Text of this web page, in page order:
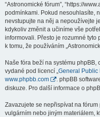
“Astronomické fórum”, “https://
podmínkami. Pokud nesouhlasíte,
nevstupujte na něj a nepoužívejte
kdykoliv změnit a učiníme vše
informovali. Přesto je rozumné
k tomu, že používáním
Naše fóra beží na systému
vydané pod licencí „General Public
www.phpbb.com
. phpBB
diskuze. Pro další informace o
Zavazujete se nepřispívat na
vulgárním nebo jiným materiálem,